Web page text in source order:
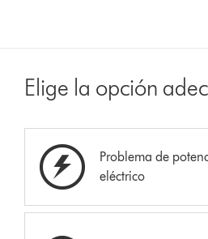
Elige la opción
Problema de
eléctrico